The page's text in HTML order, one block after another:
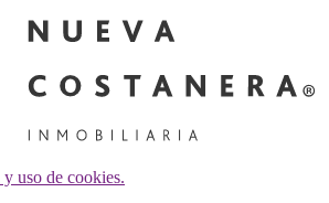
uso de cookies.